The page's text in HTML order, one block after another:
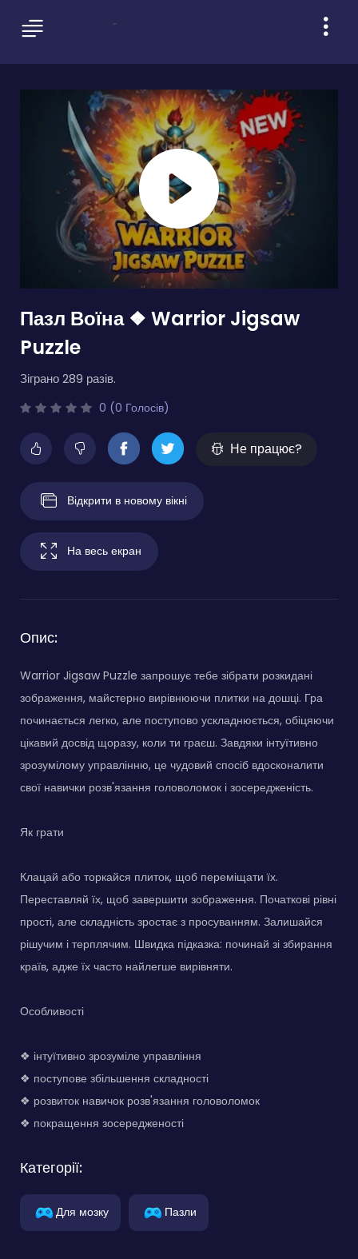
Пазл Воїна ❖ Warrior Jigsaw
Puzzle
Зіграно 289 разів.
0 (0 Голосів)
Не працює?
Відкрити в новому вікні
На весь екран
Опис:
Warrior Jigsaw Puzzle запрошує тебе зібрати розкидані
зображення, майстерно вирівнюючи плитки на дошці. Гра
починається легко, але поступово ускладнюється, обіцяючи
цікавий досвід щоразу, коли ти граєш. Завдяки інтуїтивно
зрозумілому управлінню, це чудовий спосіб вдосконалити
свої навички розв'язання головоломок і зосередженість.
Як грати
Клацай або торкайся плиток, щоб переміщати їх.
Переставляй їх, щоб завершити зображення. Початкові рівні
прості, але складність зростає з просуванням. Залишайся
рішучим і терплячим. Швидка підказка: починай зі збирання
країв, адже їх часто найлегше вирівняти.
Особливості
❖ інтуїтивно зрозуміле управління
❖ поступове збільшення складності
❖ розвиток навичок розв'язання головоломок
❖ покращення зосередженості
Категорії:
Для мозку Пазли